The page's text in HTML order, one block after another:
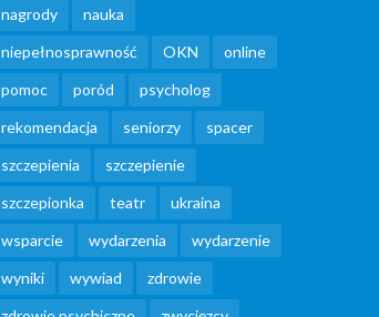
nagrody
nauka
niepełnosprawność
OKN
online
pomoc
poród
psycholog
rekomendacja
seniorzy
spacer
szczepienia
szczepienie
szczepionka
teatr
ukraina
wsparcie
wydarzenia
wydarzenie
wyniki
wywiad
zdrowie